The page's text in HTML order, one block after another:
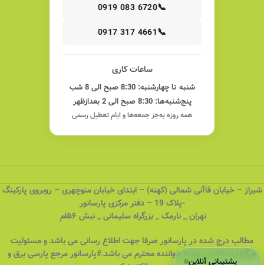
📞
0919 083 6720
📞
0917 317 4661
ساعات کاری
شنبه تا چهارشنبه: 8:30 صبح الی 8 شب
پنج‌شنبه‌ها: 8:30 صبح الی 2 بعدازظهر
همه روزه به‌جز جمعه‌ها و ایام تعطیل رسمی
شیراز – خیابان قاآنی شمالی (کهنه) – ابتدای خیابان منوچهری – روبروی پارکینگ
-پلاک 19 – دفتر مرکزی پارسانور
تهران _ نارمک _ بزرگراه سلیمانی _ نبش ۵۶ام
مطالب درج شده در پارسانور صرفا جهت اطلاع رسانی می باشد و مسئولیت
هرگونه استفاده برعهده خواننده محترم می باشد.#پارسانور مرجع پارسی برق و
پشتیبانی آنلاین